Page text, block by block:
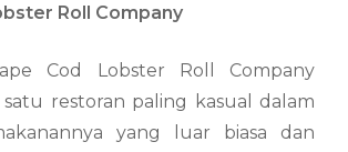
Roll Company
Cod Lobster Roll Company
satu restoran paling kasual dalam
yang luar biasa dan